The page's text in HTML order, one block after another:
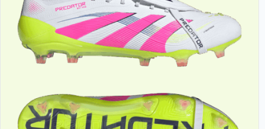
Die
Optionen
können
Produktseite